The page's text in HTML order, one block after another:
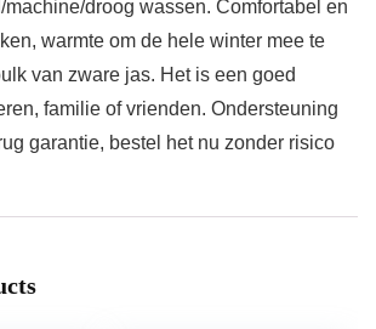
droog wassen. Comfortabel en
warmte om de hele winter mee te
van zware jas. Het is een goed
familie of vrienden. Ondersteuning
garantie, bestel het nu zonder risico